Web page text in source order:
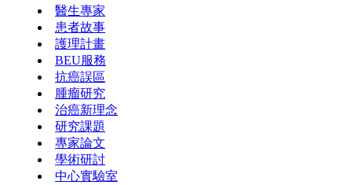
醫生專家
患者故事
護理計畫
BEU服務
抗癌誤區
腫瘤研究
治癌新理念
研究課題
專家論文
學術研討
中心實驗室